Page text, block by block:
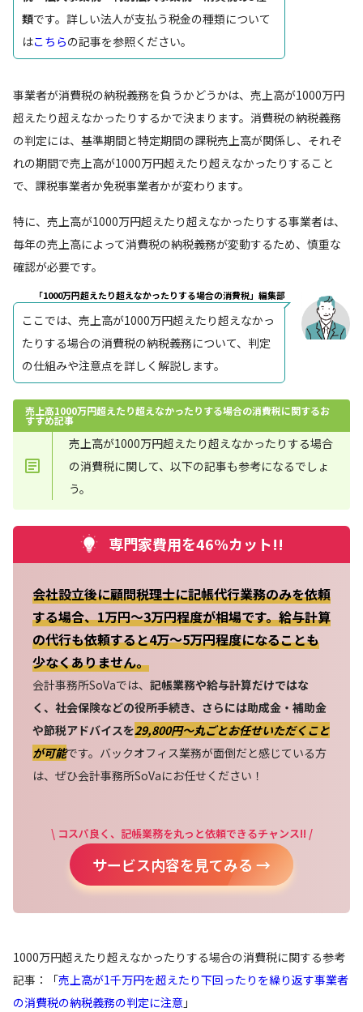
類です。詳しい法人が支払う税金の種類について
はこちらの記事を参照ください。
事業者が消費税の納税義務を負うかどうかは、売上高が1000万円
超えたり超えなかったりするかで決まります。消費税の納税義務
の判定には、基準期間と特定期間の課税売上高が関係し、それぞ
れの期間で売上高が1000万円超えたり超えなかったりすること
で、課税事業者か免税事業者かが変わります。
特に、売上高が1000万円超えたり超えなかったりする事業者は、
毎年の売上高によって消費税の納税義務が変動するため、慎重な
確認が必要です。
「1000万円超えたり超えなかったりする場合の消費税」編集部
ここでは、売上高が1000万円超えたり超えなかっ
たりする場合の消費税の納税義務について、判定
の仕組みや注意点を詳しく解説します。
売上高1000万円超えたり超えなかったりする場合の消費税に関するお
すすめ記事
売上高が1000万円超えたり超えなかったりする場合
の消費税に関して、以下の記事も参考になるでしょ
う。
専門家費用を46%カット!!
会社設立後に顧問税理士に記帳代行業務のみを依頼
する場合、1万円～3万円程度が相場です。給与計算
の代行も依頼すると4万～5万円程度になることも
少なくありません。
会計事務所SoVaでは、 記帳業務や給与計算だけではな
く、社会保険などの役所手続き、さらには助成金・補助金
や節税アドバイスを29,800円〜丸ごとお任せいただくこと
が可能です。バックオフィス業務が面倒だと感じている方
は、ぜひ会計事務所SoVaにお任せください！
\ コスパ良く、記帳業務を丸っと依頼できるチャンス!! /
サービス内容を見てみる →
1000万円超えたり超えなかったりする場合の消費税に関する参考
記事：「売上高が1千万円を超えたり下回ったりを繰り返す事業者
の消費税の納税義務の判定に注意 」